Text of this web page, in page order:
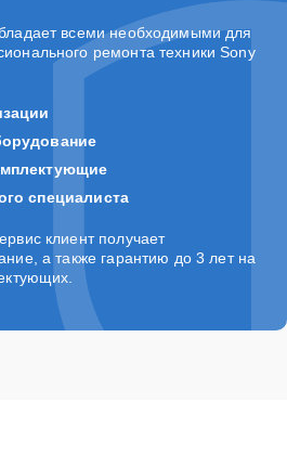
всеми необходимыми для
ремонта техники Sony
специалиста
клиент получает
а также гарантию до 3 лет на